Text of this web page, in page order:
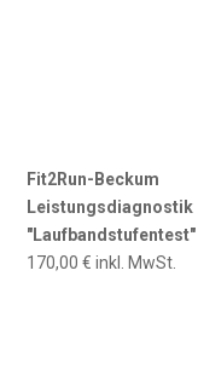
Fit2Run-Beckum
Leistungsdiagnostik
"Laufbandstufentest"
170,00€ inkl. MwSt.